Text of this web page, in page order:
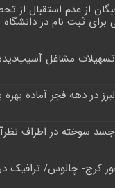
از عدم استقبال از
برای ثبت نام در دانشگاه
مشاغل آسیب‌دیده
در دهه فجر آماده
سوخته در اطراف
کرج- چالوس/ ترافیک در